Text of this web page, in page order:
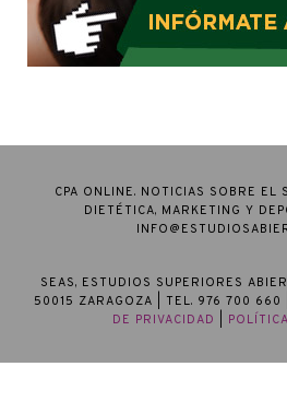
CPA ONLINE. NOTICIAS SOBRE EL
DIETÉTICA, MARKETING Y
SEAS, ESTUDIOS SUPERIORES
50015 ZARAGOZA | TEL. 976 700 660 |
DE PRIVACIDAD